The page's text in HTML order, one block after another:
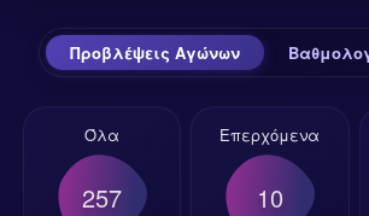
Προβλέψεις Αγώνων
Όλα
257
Επερχόμενα
10